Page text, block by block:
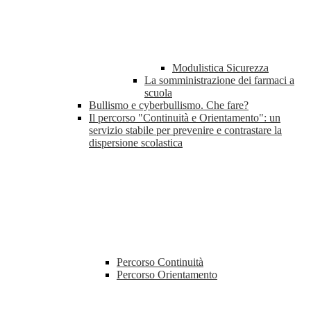
Modulistica Sicurezza
La somministrazione dei farmaci a
scuola
Bullismo e cyberbullismo. Che fare?
Il percorso "Continuità e Orientamento": un
servizio stabile per prevenire e contrastare la
dispersione scolastica
Percorso Continuità
Percorso Orientamento